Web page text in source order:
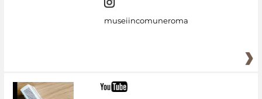
museiincomuneroma